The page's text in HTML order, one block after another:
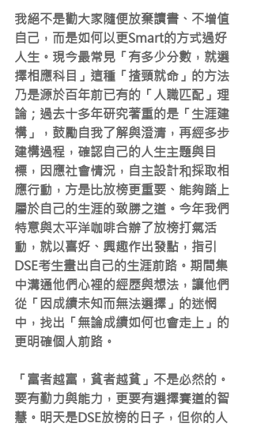
我絕不是勸大家隨便放棄讀書、不增值
自己，而是如何以更Smart的方式過好
人生。現今最常見「有多少分數，就選
擇相應科目」這種「揸頸就命」的方法
乃是源於百年前已有的「人職匹配」理
論；過去十多年研究著重的是「生涯建
構」，鼓勵自我了解與澄清，再經多步
建構過程，確認自己的人生主題與目
標，因應社會情況，自主設計和採取相
應行動，方是比放榜更重要、能夠踏上
屬於自己的生涯的致勝之道。今年我們
特意與太平洋咖啡合辦了放榜打氣活
動，就以喜好、興趣作出發點，指引
DSE考生畫出自己的生涯前路。期間集
中溝通他們心裡的經歷與想法，讓他們
從「因成績未知而無法選擇」的迷惘
中，找出「無論成績如何也會走上」的
更明確個人前路。
「富者越富，貧者越貧」不是必然的。
要有勤力與能力，更要有選擇賽道的智
慧。明天是DSE放榜的日子，但你的人